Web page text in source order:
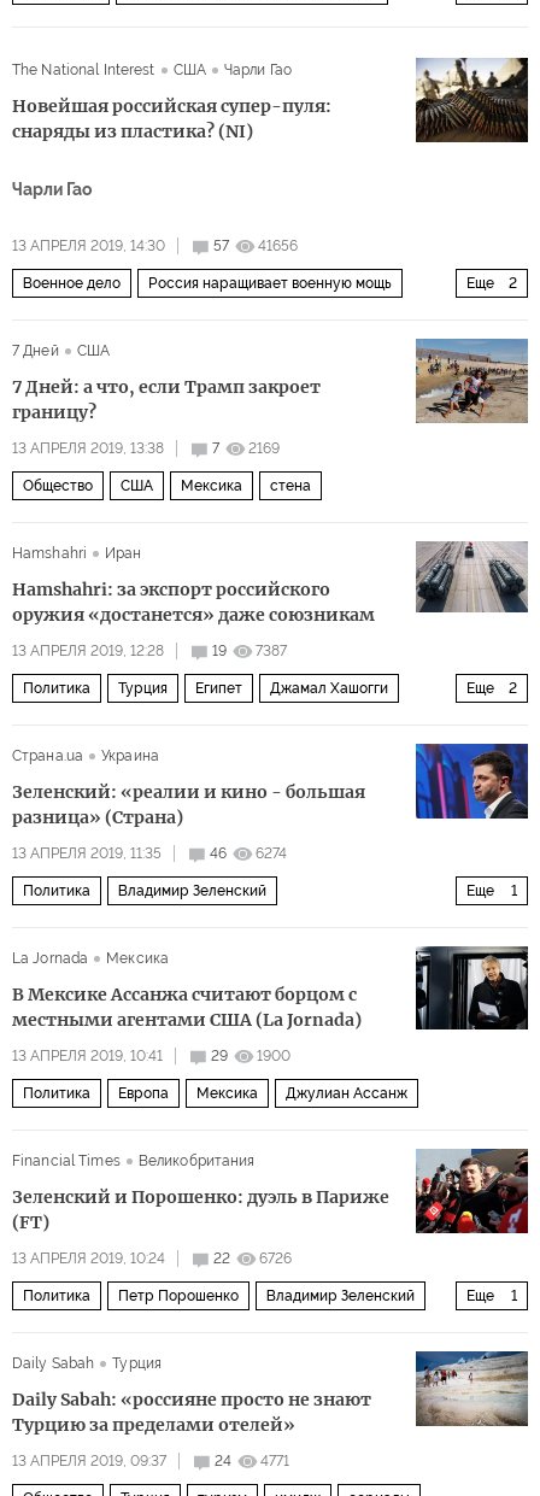
The National Interest США Чарли Гао
Новейшая российская супер-пуля:
снаряды из пластика? (NI)
Чарли Гао
13 АПРЕЛЯ 2019, 14:30 57 41656
Еще 2
Военное дело Россия наращивает военную мощь
7 Дней
США
7 Дней: а что, если Трамп закроет
границу?
13 АПРЕЛЯ 2019, 13:38 7 2169
Общество США Мексика стена
Hamshahri Иран
Hamshahri: за экспорт российского
оружия «достанется» даже союзникам
13 АПРЕЛЯ 2019, 12:28 19 7387
Еще 2
Политика Турция Египет Джамал Хашогги
Страна.ua
Украина
Зеленский: «реалии и кино - большая
разница» (Страна)
13 АПРЕЛЯ 2019, 11:35 46 6274
Еще 1
Политика Владимир Зеленский
La Jornada
Мексика
В Мексике Ассанжа считают борцом с
местными агентами США (La Jornada)
13 АПРЕЛЯ 2019, 10:41 29 1900
Политика Европа Мексика Джулиан Ассанж
Financial Times Великобритания
Зеленский и Порошенко: дуэль в Париже
(FT)
13 АПРЕЛЯ 2019, 10:24 22 6726
Еще 1
Политика Петр Порошенко Владимир Зеленский
Daily Sabah
Турция
Daily Sabah: «россияне просто не знают
Турцию за пределами отелей»
13 АПРЕЛЯ 2019, 09:37 24 4771